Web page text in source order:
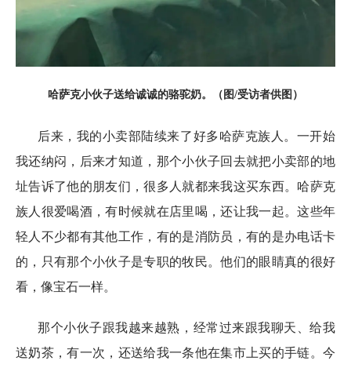
哈萨克小伙子送给诚诚的骆驼奶。（图/受访者供图）
后来，我的小卖部陆续来了好多哈萨克族人。一开始
我还纳闷，后来才知道，那个小伙子回去就把小卖部的地
址告诉了他的朋友们，很多人就都来我这买东西。哈萨克
族人很爱喝酒，有时候就在店里喝，还让我一起。这些年
轻人不少都有其他工作，有的是消防员，有的是办电话卡
的，只有那个小伙子是专职的牧民。他们的眼睛真的很好
看，像宝石一样。
那个小伙子跟我越来越熟，经常过来跟我聊天、给我
送奶茶，有一次，还送给我一条他在集市上买的手链。今